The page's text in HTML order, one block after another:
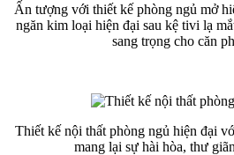
Ấn tượng với thiết kế phòng ngủ mở
ngăn kim loại hiện đại sau kệ tivi lạ
sang trọng cho căn
Thiết kế nội thất phòng ngủ hiện đại
mang lại sự hài hòa, thư